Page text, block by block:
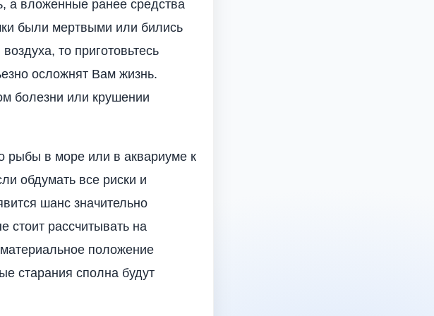
а вложенные ранее средства
были мертвыми или бились
то приготовьтесь
осложнят Вам жизнь.
болезни или крушении
рыбы в море или в аквариуме к
обдумать все риски и
шанс значительно
стоит рассчитывать на
положение
старания сполна будут